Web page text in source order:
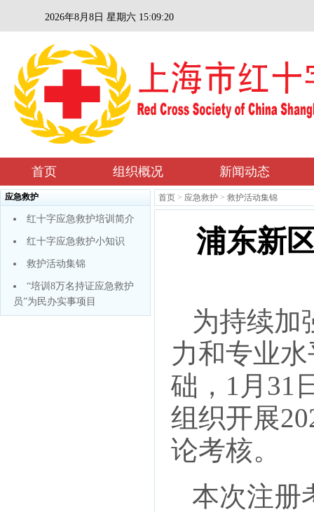
2026年8月8日 星期六 15:09:20
首页 组织概况 新闻动态
应急救护
红十字应急救护培训简介
红十字应急救护小知识
救护活动集锦
“培训8万名持证应急救护
员”为民办实事项目
首页 > 应急救护 > 救护活动集锦
浦东新
为持续加
力和专业
础，1月31
组织开展
论考核。
本次注册